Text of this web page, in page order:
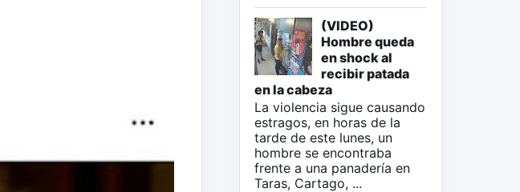
(VIDEO)
Hombre queda
en shock al
recibir patada
en la cabeza
La violencia sigue causando
estragos, en horas de la
tarde de este lunes, un
hombre se encontraba
frente a una panadería en
Taras, Cartago, ...